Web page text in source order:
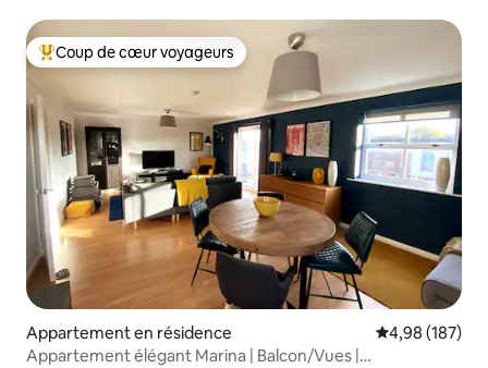
Coups de cœur voyageurs les plus appréciés
Coup de cœur voyageurs
Appartement en résidence Évaluation
4,98 (187)
Appartement élégant Marina | Balcon/Vues |